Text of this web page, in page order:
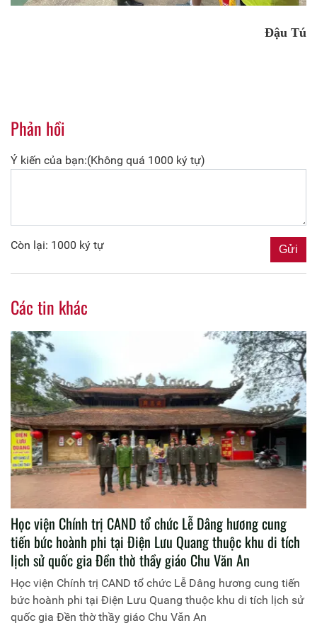
Đậu Tú
Phản hồi
Ý kiến của bạn:(Không quá 1000 ký tự)
Còn lại: 1000 ký tự
Các tin khác
Học viện Chính trị CAND tổ chức Lễ Dâng hương cung
tiến bức hoành phi tại Điện Lưu Quang thuộc khu di tích
lịch sử quốc gia Đền thờ thầy giáo Chu Văn An
Học viện Chính trị CAND tổ chức Lễ Dâng hương cung tiến
bức hoành phi tại Điện Lưu Quang thuộc khu di tích lịch sử
quốc gia Đền thờ thầy giáo Chu Văn An